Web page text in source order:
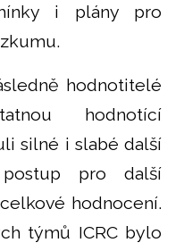
i plány pro
hodnotitelé
hodnotící
silné i slabé další
pro další
hodnocení.
týmů ICRC bylo